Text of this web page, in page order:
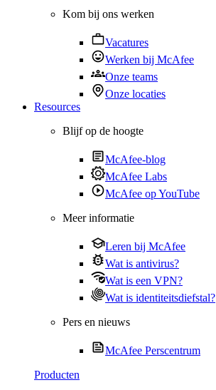
Kom bij ons werken
Vacatures
Werken bij McAfee
Onze teams
Onze locaties
Resources
Blijf op de hoogte
McAfee-blog
McAfee Labs
McAfee op YouTube
Meer informatie
Leren bij McAfee
Wat is antivirus?
Wat is een VPN?
Wat is identiteitsdiefstal?
Pers en nieuws
McAfee Perscentrum
Producten